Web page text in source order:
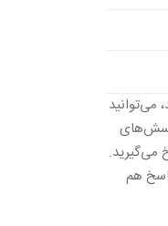
می‌توانید
می‌گیرید.
هم